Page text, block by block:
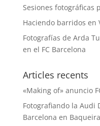
Sesiones fotográficas
Haciendo barridos en
Fotografías de Arda
en el FC Barcelona
Articles recents
«Making of» anuncio
Fotografiando la Audi
Barcelona en Baqueira